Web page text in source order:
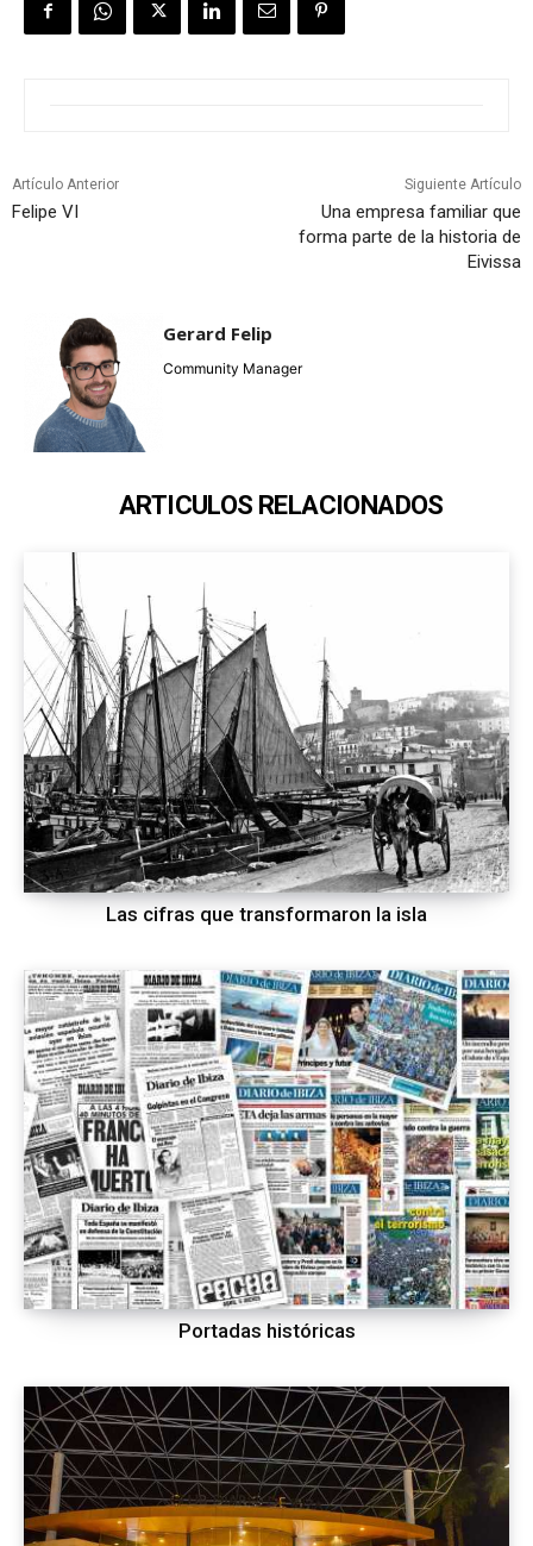
Artículo Anterior
Felipe VI
Siguiente Artículo
Una empresa familiar que
forma parte de la historia de
Eivissa
Gerard Felip
Community Manager
ARTICULOS RELACIONADOS
Las cifras que transformaron la isla
Portadas históricas